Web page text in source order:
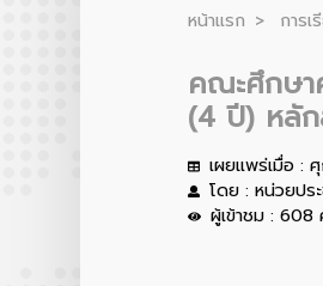
หน้าแรก การ
คณะศึกษา
(4 ปี) หลั
เผยแพร่เมื่อ :
โดย : หน่วยปร
ผู้เข้าชม : 608